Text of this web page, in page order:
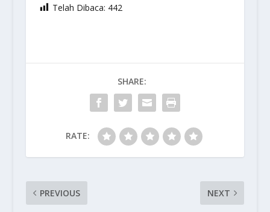
Telah Dibaca: 442
SHARE:
RATE:
PREVIOUS NEXT